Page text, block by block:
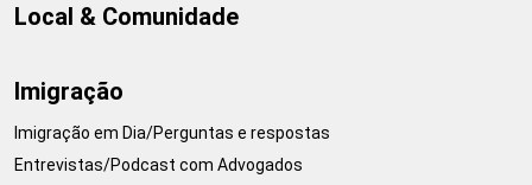
Local & Comunidade
Imigração
Imigração em Dia/Perguntas e respostas
Entrevistas/Podcast com Advogados